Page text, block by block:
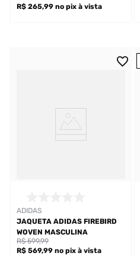
R$ 265,99 no pix à vista
ADIDAS
JAQUETA ADIDAS FIREBIRD
WOVEN MASCULINA
R$ 569,99 no pix à vista
R$ 599,99